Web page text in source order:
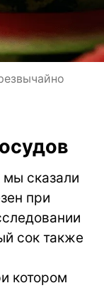
мы сказали
при
сок также
котором